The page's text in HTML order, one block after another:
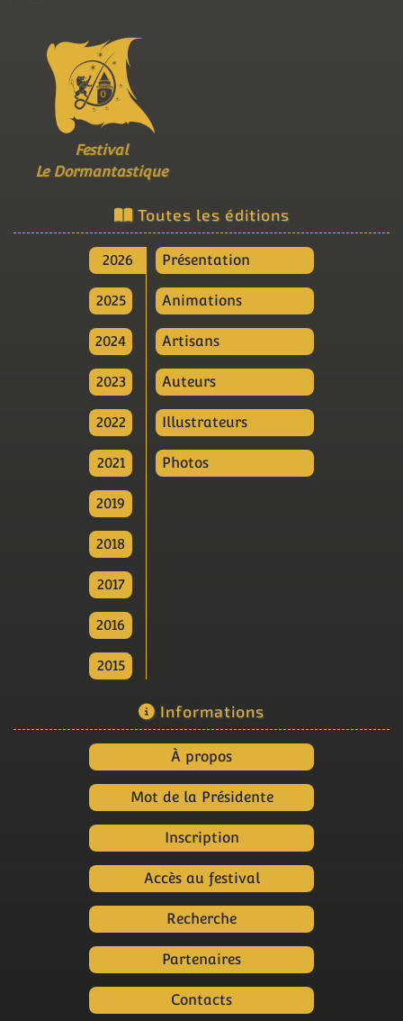
Festival
Le Dormantastique
Toutes les éditions
2026
2025
2024
2023
2022
2021
2019
2018
2017
2016
2015
Présentation
Animations
Artisans
Auteurs
Illustrateurs
Photos
Informations
À propos
Mot de la Présidente
Inscription
Accès au festival
Recherche
Partenaires
Contacts